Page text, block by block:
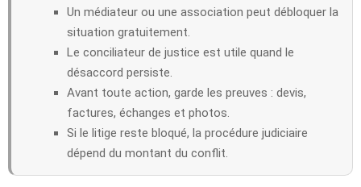
Un médiateur ou une association peut débloquer la
situation gratuitement.
Le conciliateur de justice est utile quand le
désaccord persiste.
Avant toute action, garde les preuves : devis,
factures, échanges et photos.
Si le litige reste bloqué, la procédure judiciaire
dépend du montant du conflit.